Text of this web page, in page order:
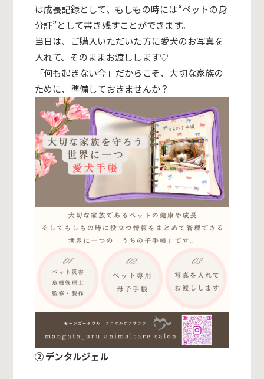
は成長記録として、 もしもの時には“ペットの身
分証”として書き残すことができます。
当日は、ご購入いただいた方に愛犬のお写真を
入れて、 そのままお渡しします♡
「何も起きない今」だからこそ、大切な家族の
ために、 準備しておきませんか？
② デンタルジェル